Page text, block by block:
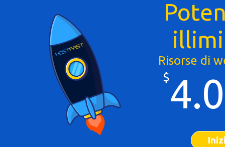
Risorse di
$